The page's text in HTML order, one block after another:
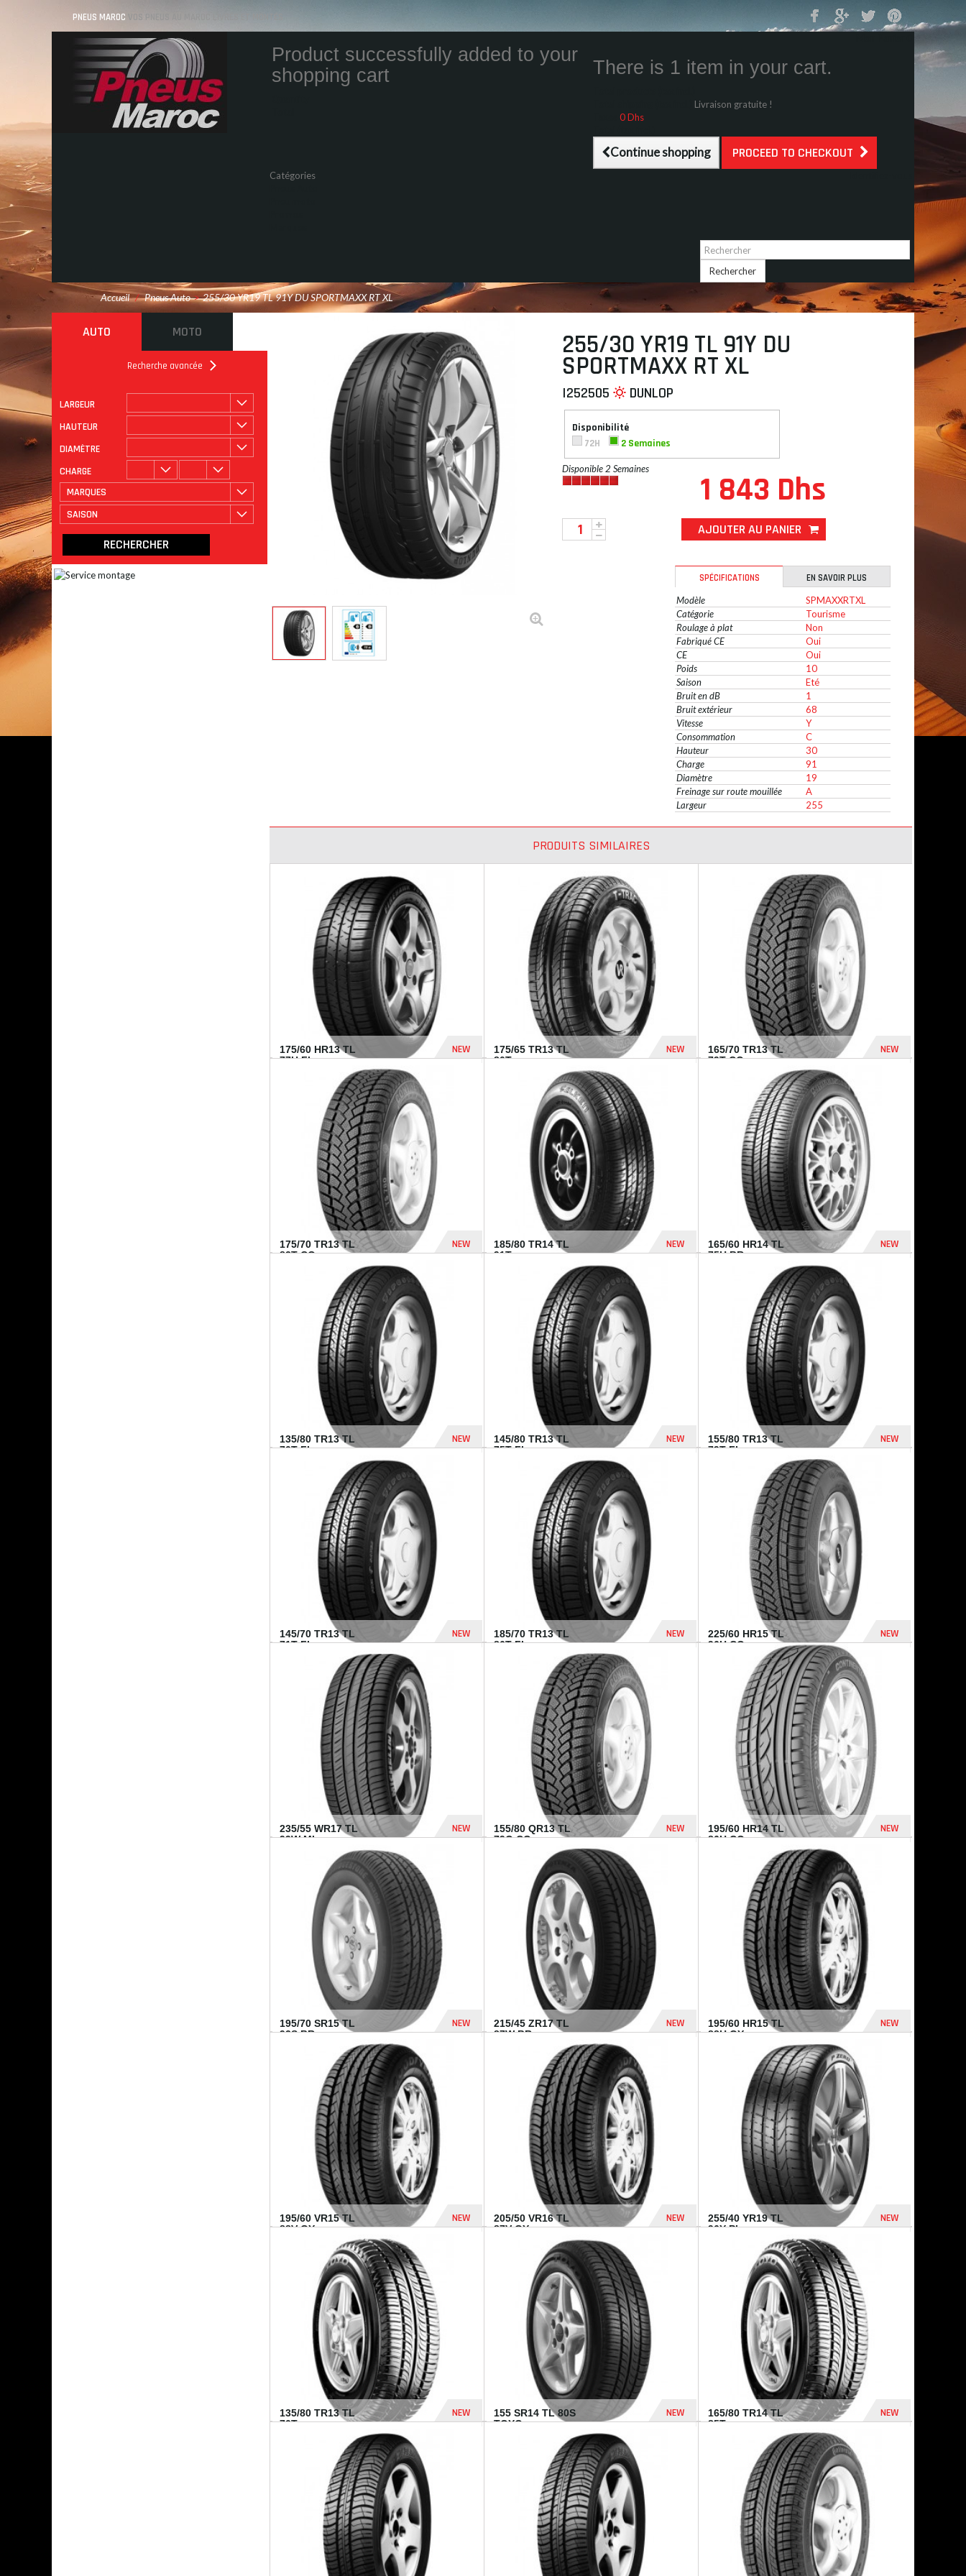
PNEUS MAROC VOS PNEUS AU MAROC LIVRÉS ET MONTÉS
Product successfully added to your
shopping cart
There is 1 item in your cart.
Livraison gratuite !
0 Dhs
Continue shopping PROCEED TO CHECKOUT
Catégories
Rechercher
Accueil / Pneus Auto > 255/30 YR19 TL 91Y DU SPORTMAXX RT XL
AUTO MOTO
Recherche avancée
LARGEUR
HAUTEUR
DIAMÈTRE
CHARGE
MARQUES
SAISON
ROULAGE À PLAT
255/30 YR19 TL 91Y DU
SPORTMAXX RT XL
I252505 DUNLOP
Disponibilité
72H
2 Semaines
Disponible 2 Semaines
1 843 Dhs
AJOUTER AU PANIER
SPÉCIFICATIONS
EN SAVOIR PLUS
Modèle
SPMAXXRTXL
Catégorie
Tourisme
Roulage à plat
Non
Fabriqué CE
Oui
CE
Oui
Poids
10
Saison
Eté
Bruit en dB
1
Bruit extérieur
68
Vitesse
Y
Consommation
C
Hauteur
30
Charge
91
Diamètre
19
Freinage sur route mouillée
A
Largeur
255
PRODUITS SIMILAIRES
175/60 HR13 TL
77H FI...
NEW
394 Dhs
175/65 TR13 TL
80T...
NEW
165/70 TR13 TL
79T CO...
NEW
364 Dhs
175/70 TR13 TL
82T CO...
NEW
185/80 TR14 TL
91T...
NEW
448 Dhs
165/60 HR14 TL
75H BR...
NEW
135/80 TR13 TL
70T FI...
NEW
145/80 TR13 TL
75T FI...
NEW
155/80 TR13 TL
79T FI...
NEW
145/70 TR13 TL
71T FI...
NEW
185/70 TR13 TL
86T FI...
NEW
432 Dhs
225/60 HR15 TL
96H CO...
NEW
1 040 Dhs
235/55 WR17 TL
99W MI...
NEW
1 182 Dhs
155/80 QR13 TL
79Q CO...
NEW
195/60 HR14 TL
86H CO...
NEW
790 Dhs
195/70 SR15 TL
92S BR...
NEW
837 Dhs
215/45 ZR17 TL
87W BR...
NEW
955 Dhs
195/60 HR15 TL
88H GY...
NEW
195/60 VR15 TL
88V GY...
NEW
205/50 VR16 TL
87V GY...
NEW
255/40 YR19 TL
96Y PI...
NEW
1 771 Dhs
135/80 TR13 TL
70T...
NEW
155 SR14 TL 80S
TOYO...
NEW
165/80 TR14 TL
85T...
NEW
458 Dhs